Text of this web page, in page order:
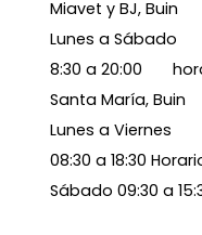
Miavet y BJ, Buin
Lunes a Sábado
8:30 a 20:00
Santa María, Buin
Lunes a Viernes
08:30 a 18:30
Sábado 09:30 a